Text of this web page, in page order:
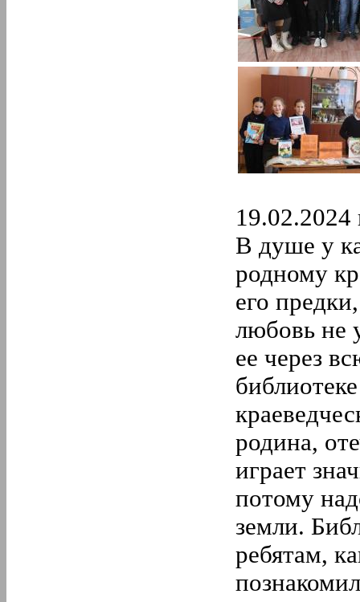
19.02.2024
В душе у
родному
его
любовь не
ее через
родина,
играет
потому
земли.
ребятам,